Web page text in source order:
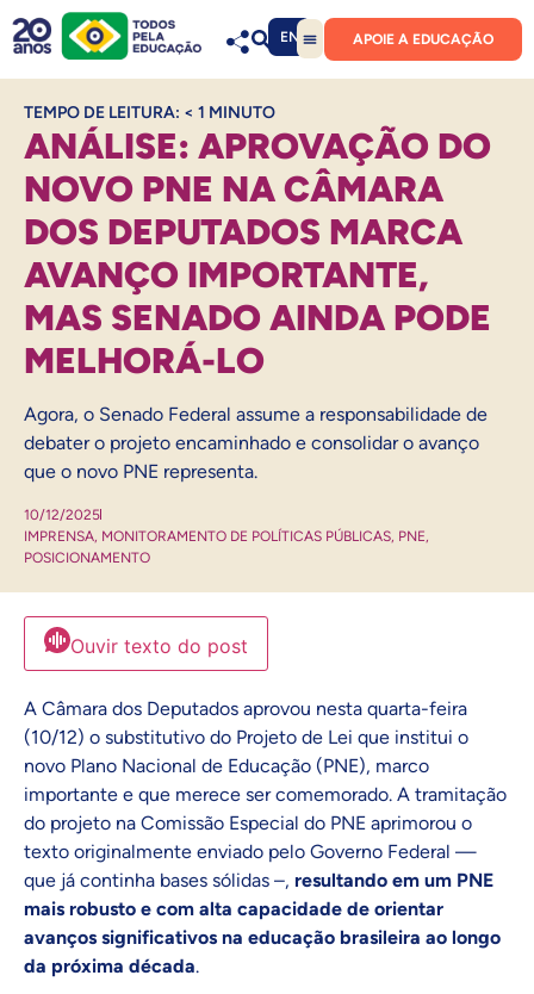
EN APOIE A EDUCAÇÃO
TEMPO DE LEITURA: < 1 MINUTO
ANÁLISE: APROVAÇÃO DO
NOVO PNE NA CÂMARA
DOS DEPUTADOS MARCA
AVANÇO IMPORTANTE,
MAS SENADO AINDA PODE
MELHORÁ-LO
Agora, o Senado Federal assume a responsabilidade de
debater o projeto encaminhado e consolidar o avanço
que o novo PNE representa.
10/12/2025
IMPRENSA, MONITORAMENTO DE POLÍTICAS PÚBLICAS, PNE,
POSICIONAMENTO
Ouvir texto do post
A Câmara dos Deputados aprovou nesta quarta-feira
(10/12) o substitutivo do Projeto de Lei que institui o
novo Plano Nacional de Educação (PNE), marco
importante e que merece ser comemorado. A tramitação
do projeto na Comissão Especial do PNE aprimorou o
texto originalmente enviado pelo Governo Federal —
que já continha bases sólidas –, resultando em um PNE
mais robusto e com alta capacidade de orientar
avanços significativos na educação brasileira ao longo
da próxima década.